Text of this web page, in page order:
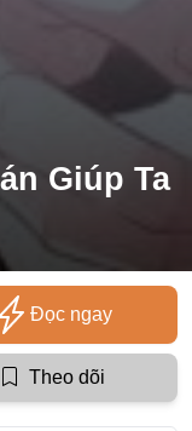
Giúp Ta
Đọc ngay
Theo dõi